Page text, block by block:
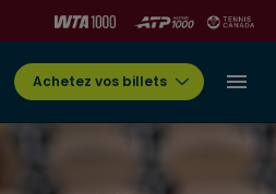
Achetez vos billets